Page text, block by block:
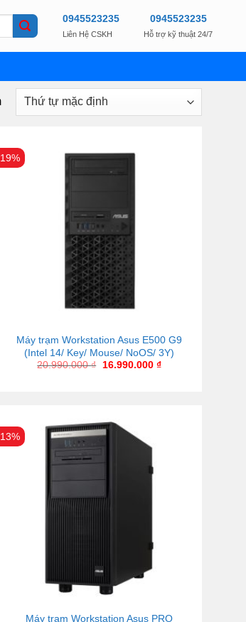
0945523235
Liên Hệ CSKH
0945523235
Hỗ trợ kỹ thuật 24/7
Máy trạm Workstation Asus E500 G9
(Intel 14/ Key/ Mouse/ NoOS/ 3Y)
20.990.000₫ 16.990.000 ₫
Máy trạm Workstation Asus PRO